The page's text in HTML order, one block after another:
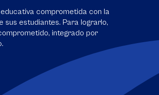
comprometida con la
sus estudiantes. Para lograrlo,
integrado por